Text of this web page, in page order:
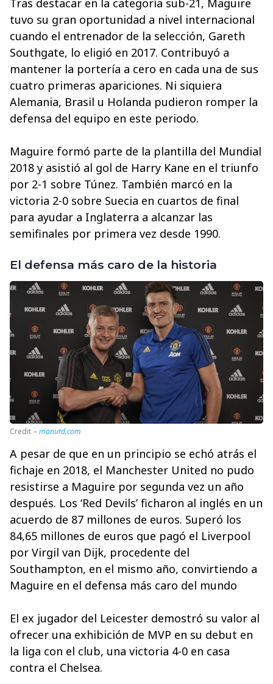
Tras destacar en la categoría sub-21, Maguire
tuvo su gran oportunidad a nivel internacional
cuando el entrenador de la selección, Gareth
Southgate, lo eligió en 2017. Contribuyó a
mantener la portería a cero en cada una de sus
cuatro primeras apariciones. Ni siquiera
Alemania, Brasil u Holanda pudieron romper la
defensa del equipo en este periodo.
Maguire formó parte de la plantilla del Mundial
2018 y asistió al gol de Harry Kane en el triunfo
por 2-1 sobre Túnez. También marcó en la
victoria 2-0 sobre Suecia en cuartos de final
para ayudar a Inglaterra a alcanzar las
semifinales por primera vez desde 1990.
El defensa más caro de la historia
Credit – manutd.com
A pesar de que en un principio se echó atrás el
fichaje en 2018, el Manchester United no pudo
resistirse a Maguire por segunda vez un año
después. Los ‘Red Devils’ ficharon al inglés en un
acuerdo de 87 millones de euros. Superó los
84,65 millones de euros que pagó el Liverpool
por Virgil van Dijk, procedente del
Southampton, en el mismo año, convirtiendo a
Maguire en el defensa más caro del mundo
El ex jugador del Leicester demostró su valor al
ofrecer una exhibición de MVP en su debut en
la liga con el club, una victoria 4-0 en casa
contra el Chelsea.